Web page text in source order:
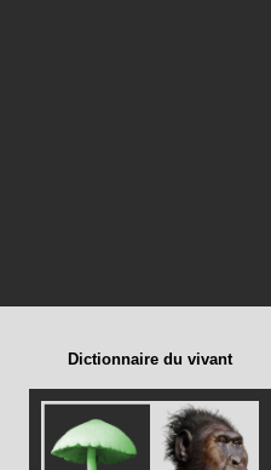
Dictionnaire du vivant